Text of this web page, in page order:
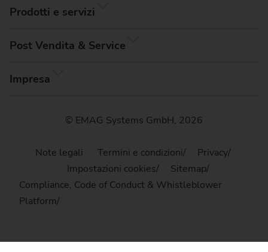
Prodotti e servizi
Post Vendita & Service
Impresa
© EMAG Systems GmbH, 2026
Note legali Termini e condizioni
Privacy
Impostazioni cookies
Sitemap
Compliance, Code of Conduct & Whistleblower
Platform